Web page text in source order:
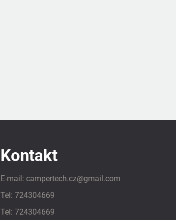
Kontakt
E-mail: campertech.cz@gmail.com
Tel: 724304669
Tel: 724304669